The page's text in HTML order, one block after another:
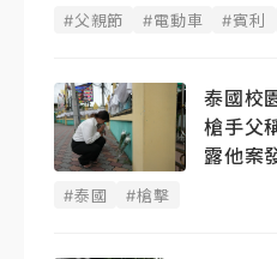
#父親節 #電動車 #賓利
泰國校
槍手父
露他案
#泰國 #槍擊